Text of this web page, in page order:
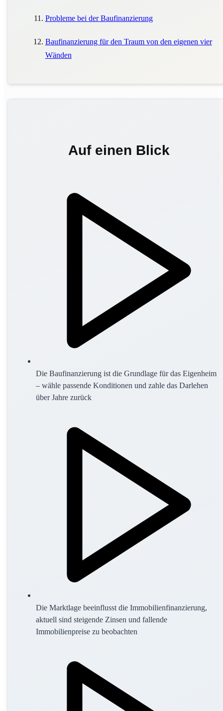
Probleme bei der Baufinanzierung
Baufinanzierung für den Traum von den eigenen vier
Wänden
Auf einen Blick
Die Baufinanzierung ist die Grundlage für das Eigenheim
– wähle passende Konditionen und zahle das Darlehen
über Jahre zurück
Die Marktlage beeinflusst die Immobilienfinanzierung,
aktuell sind steigende Zinsen und fallende
Immobilienpreise zu beobachten